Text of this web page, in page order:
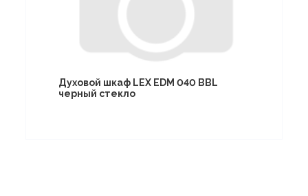
Духовой шкаф LEX EDM 040 BBL
черный стекло